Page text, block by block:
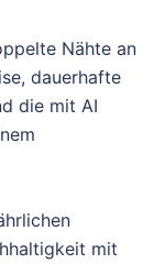
Nähte an
dauerhafte
die mit AI
mit